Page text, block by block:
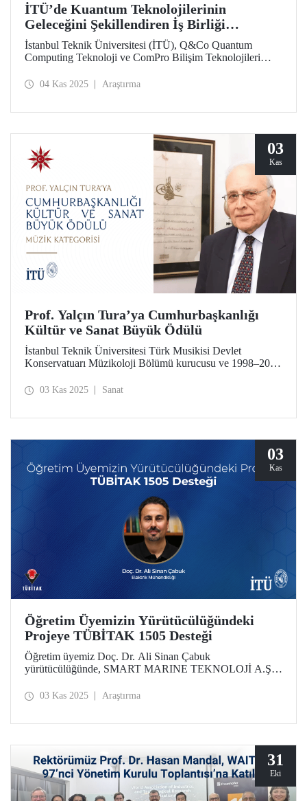
İTÜ’de Kuantum Teknolojilerinin
Geleceğini Şekillendiren İş Birliği
Protokolü
İstanbul Teknik Üniversitesi (İTÜ), Q&Co Quantum
Computing Teknoloji ve ComPro Bilişim Teknolojileri
Geliştirilmesine İlişkin İş Birliği Protokolü” imzalandı.
04 Kas 2025 Araştırma
03
Kas
Prof. Yalçın Tura’ya Cumhurbaşkanlığı
Kültür ve Sanat Büyük Ödülü
İstanbul Teknik Üniversitesi Türk Musikisi Devlet
Konservatuarı Müzikoloji Bölümü kurucusu ve 1998–2001
Cumhurbaşkanlığı Kültür ve Sanat Büyük Ödülleri’nde
03 Kas 2025 Sanat
03
Kas
Öğretim Üyemizin Yürütücülüğündeki
Projeye TÜBİTAK 1505 Desteği
Öğretim üyemiz Doç. Dr. Ali Sinan Çabuk
yürütücülüğünde, SMART MARINE TEKNOLOJİ A.Ş.
Emisyonlarının Azaltılması ve Enerji Verimliliğinin
Destek Programı kapsamında desteklenmeye hak kazandı.
03 Kas 2025 Araştırma
31
Eki